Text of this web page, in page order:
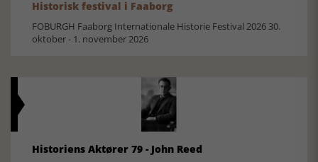
Historisk festival i Faaborg
FOBURGH Faaborg Internationale Historie Festival 2026 30.
oktober - 1. november 2026
Historiens Aktører 79 - John Reed